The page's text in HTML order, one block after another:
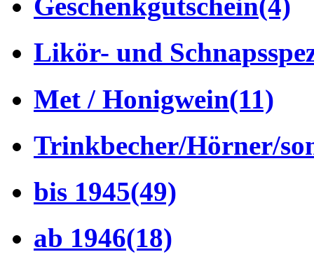
Likör- und
Met / Honigwein(11)
Trinkbecher/Hörner/
bis 1945(49)
ab 1946(18)